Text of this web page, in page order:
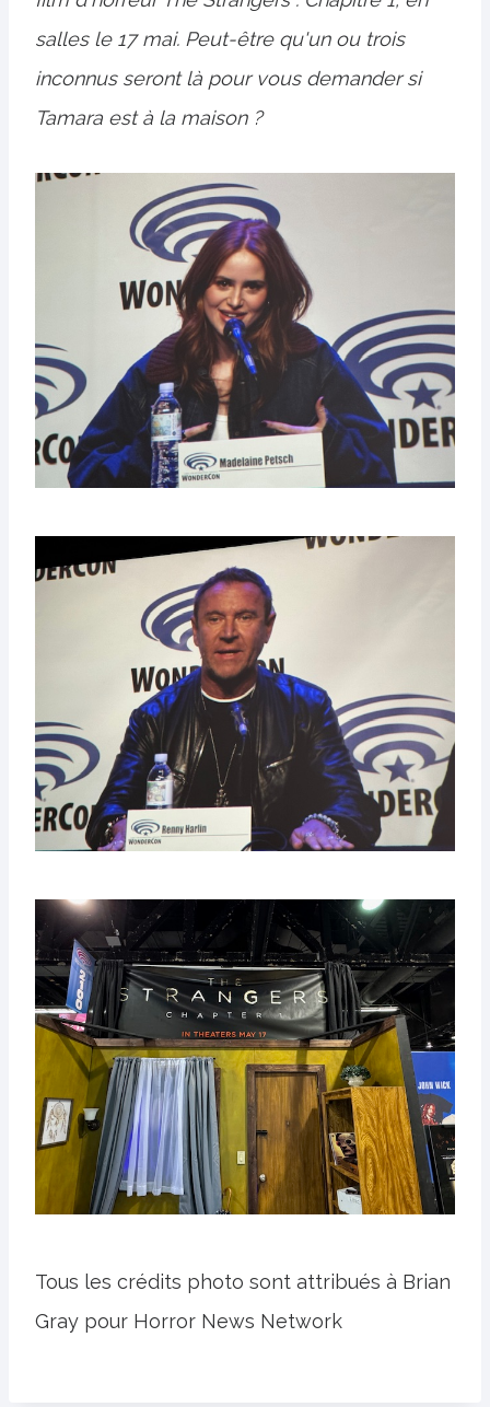
salles le 17 mai. Peut-être qu'un ou trois
inconnus seront là pour vous demander si
Tamara est à la maison ?
Tous les crédits photo sont attribués à Brian
Gray pour Horror News Network